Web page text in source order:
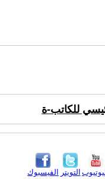
للكاتب-ة
الفيسبوك التويتر